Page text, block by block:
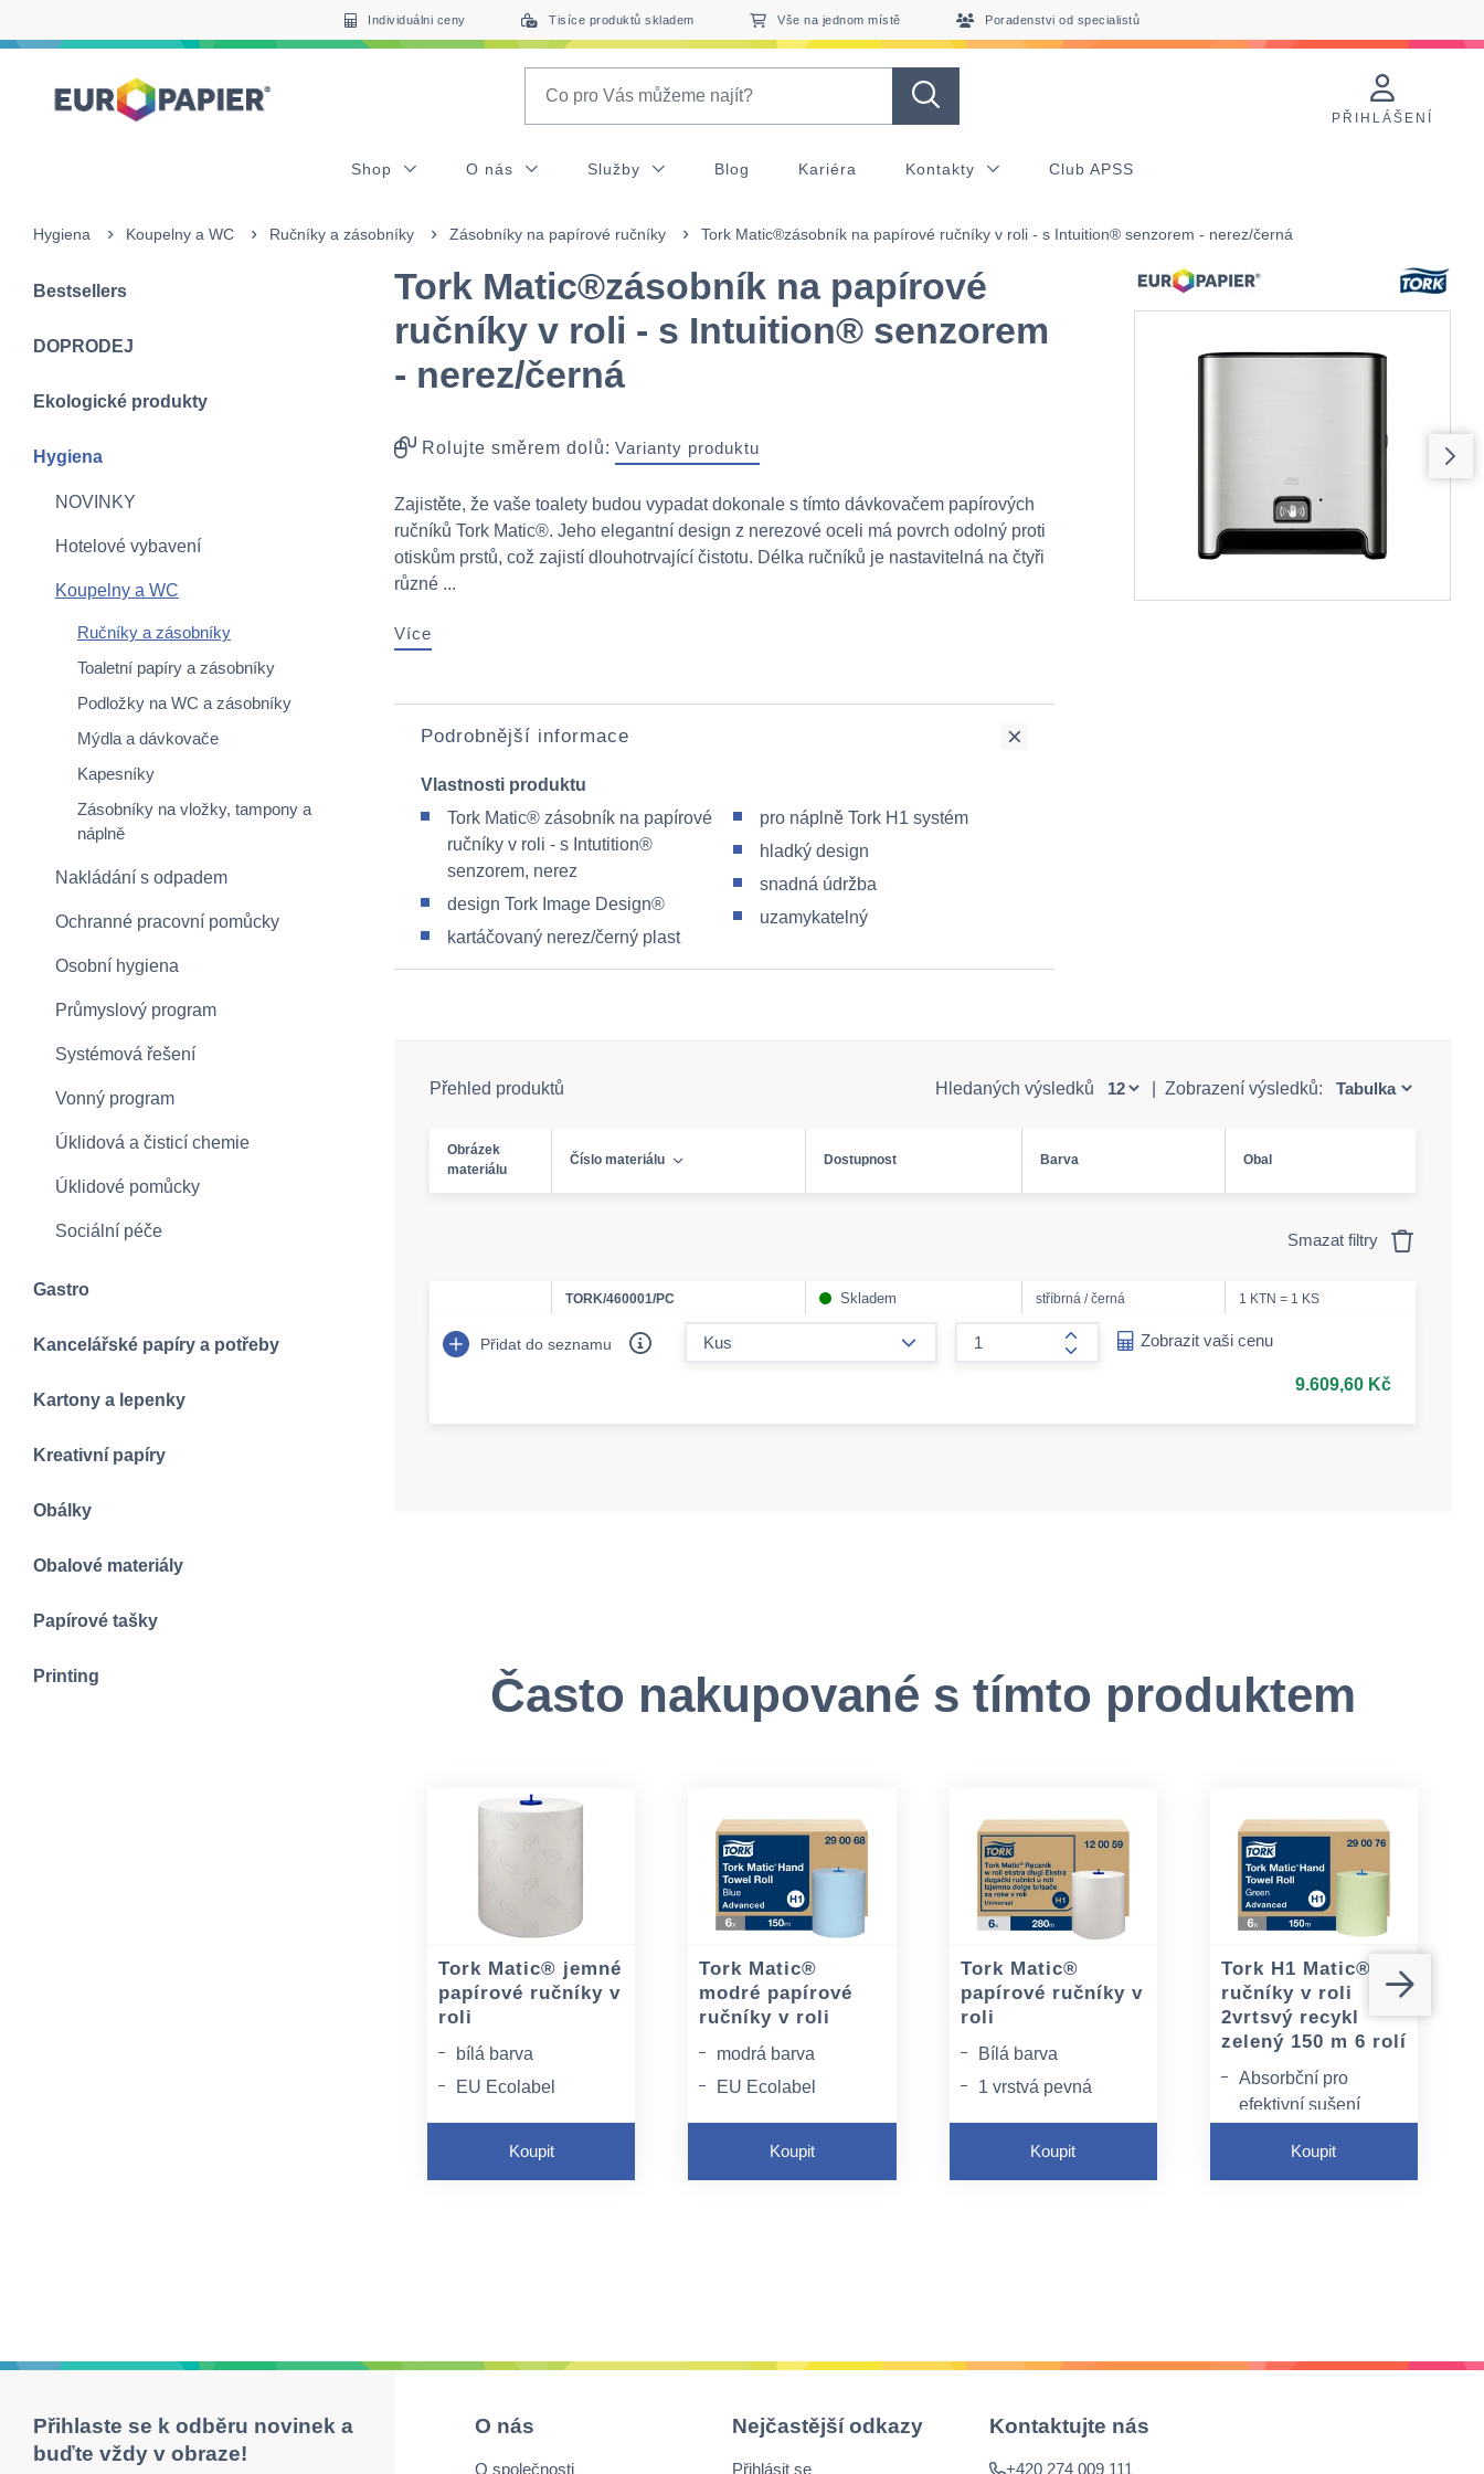
Individuálni ceny Tisíce produktů skladem Vše na jednom místě Poradenstvi od specialistů
PŘIHLÁŠENÍ
Shop O nás Služby Blog Kariéra Kontakty Club APSS
Hygiena Koupelny a WC Ručníky a zásobníky Zásobníky na papírové ručníky Tork Matic®zásobník na papírové ručníky v roli - s Intuition® senzorem - nerez/černá
Bestsellers
DOPRODEJ
Ekologické produkty
Hygiena
NOVINKY
Hotelové vybavení
Koupelny a WC
Ručníky a zásobníky
Toaletní papíry a zásobníky
Podložky na WC a zásobníky
Mýdla a dávkovače
Kapesníky
Zásobníky na vložky, tampony a
náplně
Nakládání s odpadem
Ochranné pracovní pomůcky
Osobní hygiena
Průmyslový program
Systémová řešení
Vonný program
Úklidová a čisticí chemie
Úklidové pomůcky
Sociální péče
Gastro
Kancelářské papíry a potřeby
Kartony a lepenky
Kreativní papíry
Obálky
Obalové materiály
Papírové tašky
Printing
Tork Matic®zásobník na papírové
ručníky v roli - s Intuition® senzorem
- nerez/černá
Rolujte směrem dolů: Varianty produktu
Zajistěte, že vaše toalety budou vypadat dokonale s tímto dávkovačem papírových
ručníků Tork Matic®. Jeho elegantní design z nerezové oceli má povrch odolný proti
otiskům prstů, což zajistí dlouhotrvající čistotu. Délka ručníků je nastavitelná na čtyři
různé ...
Více
Podrobnější informace
Vlastnosti produktu
Tork Matic® zásobník na papírové
ručníky v roli - s Intutition®
senzorem, nerez
design Tork Image Design®
kartáčovaný nerez/černý plast
pro náplně Tork H1 systém
hladký design
snadná údržba
uzamykatelný
Přehled produktů Hledaných výsledků Zobrazení výsledků:
Obrázek
materiálu
Číslo materiálu Dostupnost Barva Obal
Smazat filtry
TORK/460001/PC Skladem stříbrná / černá 1 KTN = 1 KS
Přidat do seznamu
form.increase-amount
Zobrazit vaši cenu
9.609,60 Kč
Často nakupované s tímto produktem
Tork Matic® jemné
papírové ručníky v
roli
bílá barva
EU Ecolabel
Styk s potravinami
Koupit
Tork Matic®
modré papírové
ručníky v roli
modrá barva
EU Ecolabel
Styk s potravinami
Koupit
Tork Matic®
papírové ručníky v
roli
Bílá barva
1 vrstvá pevná
Styk s potravinami
Koupit
Tork H1 Matic®
ručníky v roli
2vrtsvý recykl
zelený 150 m 6 rolí
Absorbční pro
efektivní sušení
Balení Tork Easy
Koupit
Přihlaste se k odběru novinek a
buďte vždy v obraze!
O nás
O společnosti
Nejčastější odkazy
Přihlásit se
Kontaktujte nás
+420 274 009 111